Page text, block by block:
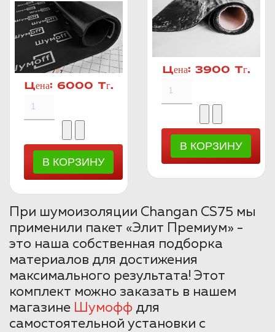
Цена: 6000 Тг.
Цена: 3900 Тг.
При шумоизоляции Changan CS75 мы
применили пакет «Элит Премиум» -
это наша собственная подборка
материалов для достижения
максимального результата! Этот
комплект можно заказать в нашем
магазине Шумофф для
самостоятельной установки с